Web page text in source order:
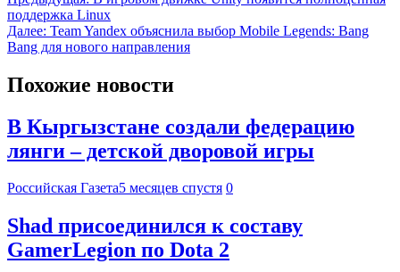
поддержка Linux
Далее: Team Yandex объяснила выбор Mobile Legends: Bang
Bang для нового направления
Похожие новости
В Кыргызстане создали федерацию
лянги – детской дворовой игры
Российская Газета5 месяцев спустя 0
Shad присоединился к составу
GamerLegion по Dota 2